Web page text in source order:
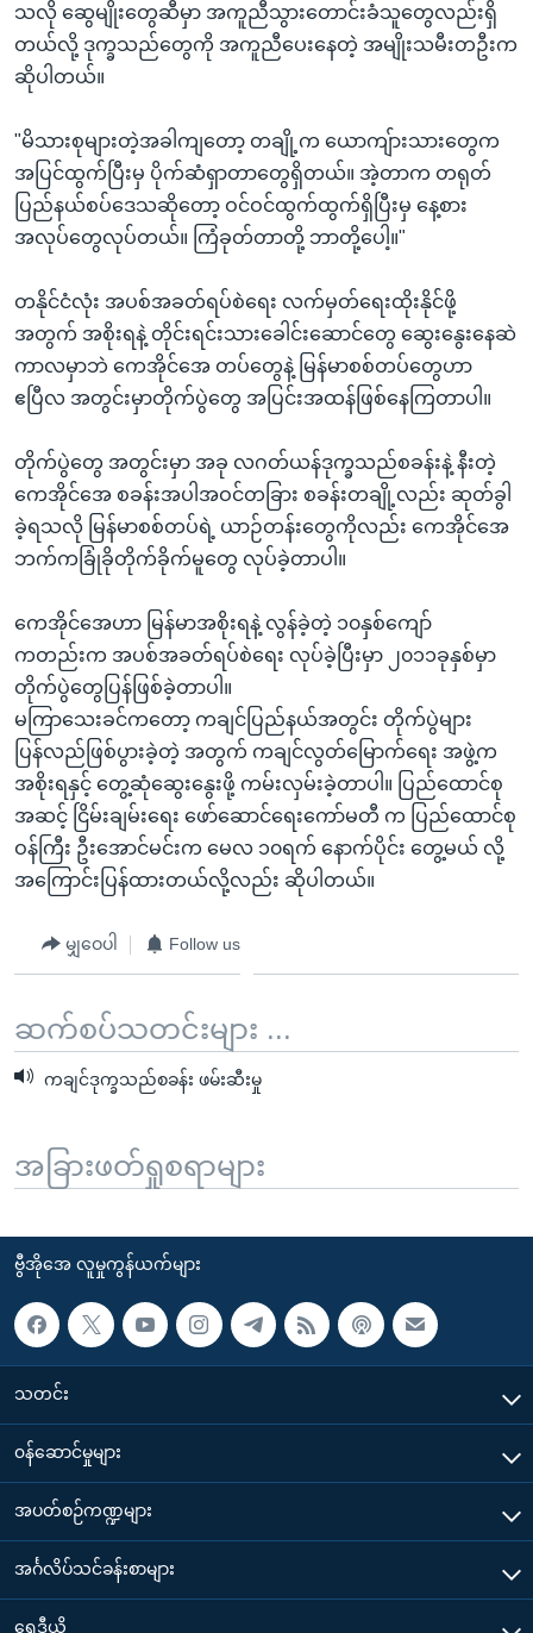
သလို ဆွေမျိုးတွေဆီမှာ အကူညီသွားတောင်းခံသူတွေလည်းရှိ
တယ်လို့ ဒုက္ခသည်တွေကို အကူညီပေးနေတဲ့ အမျိုးသမီးတဦးက
ဆိုပါတယ်။
"မိသားစုများတဲ့အခါကျတော့ တချို့က ယောကျ်ားသားတွေက
အပြင်ထွက်ပြီးမှ ပိုက်ဆံရှာတာတွေရှိတယ်။ အဲ့တာက တရုတ်
ပြည်နယ်စပ်ဒေသဆိုတော့ ဝင်ဝင်ထွက်ထွက်ရှိပြီးမှ နေ့စား
အလုပ်တွေလုပ်တယ်။ ကြံခုတ်တာတို့ ဘာတို့ပေါ့။"
တနိုင်ငံလုံး အပစ်အခတ်ရပ်စဲရေး လက်မှတ်ရေးထိုးနိုင်ဖို့
အတွက် အစိုးရနဲ့ တိုင်းရင်းသားခေါင်းဆောင်တွေ ဆွေးနွေးနေဆဲ
ကာလမှာဘဲ ကေအိုင်အေ တပ်တွေနဲ့ မြန်မာစစ်တပ်တွေဟာ
ဧပြီလ အတွင်းမှာတိုက်ပွဲတွေ အပြင်းအထန်ဖြစ်နေကြတာပါ။
တိုက်ပွဲတွေ အတွင်းမှာ အခု လဂတ်ယန်ဒုက္ခသည်စခန်းနဲ့ နီးတဲ့
ကေအိုင်အေ စခန်းအပါအဝင်တခြား စခန်းတချို့လည်း ဆုတ်ခွါ
ခဲ့ရသလို မြန်မာစစ်တပ်ရဲ့ ယာဉ်တန်းတွေကိုလည်း ကေအိုင်အေ
ဘက်ကခြုံခိုတိုက်ခိုက်မူတွေ လုပ်ခဲ့တာပါ။
ကေအိုင်အေဟာ မြန်မာအစိုးရနဲ့ လွန်ခဲ့တဲ့ ၁၀နှစ်ကျော်
ကတည်းက အပစ်အခတ်ရပ်စဲရေး လုပ်ခဲ့ပြီးမှာ ၂၀၁၁ခုနှစ်မှာ
တိုက်ပွဲတွေပြန်ဖြစ်ခဲ့တာပါ။
မကြာသေးခင်ကတော့ ကချင်ပြည်နယ်အတွင်း တိုက်ပွဲများ
ပြန်လည်ဖြစ်ပွားခဲ့တဲ့ အတွက် ကချင်လွတ်မြောက်ရေး အဖွဲ့က
အစိုးရနှင့် တွေ့ဆုံဆွေးနွေးဖို့ ကမ်းလှမ်းခဲ့တာပါ။ ပြည်ထောင်စု
အဆင့် ငြိမ်းချမ်းရေး ဖော်ဆောင်ရေးကော်မတီ က ပြည်ထောင်စု
ဝန်ကြီး ဦးအောင်မင်းက မေလ ၁၀ရက် နောက်ပိုင်း တွေ့မယ် လို့
အကြောင်းပြန်ထားတယ်လို့လည်း ဆိုပါတယ်။
မျှဝေပါ Follow us
ဆက်စပ်သတင်းများ ...
ကချင်ဒုက္ခသည်စခန်း ဖမ်းဆီးမှု
အခြားဖတ်ရှုစရာများ
ဗွီအိုအေ လူမှုကွန်ယက်များ
သတင်း
၀န်ဆောင်မှုများ
အပတ်စဉ်ကဏ္ဍများ
အင်္ဂလိပ်သင်ခန်းစာများ
ရေဒီယို